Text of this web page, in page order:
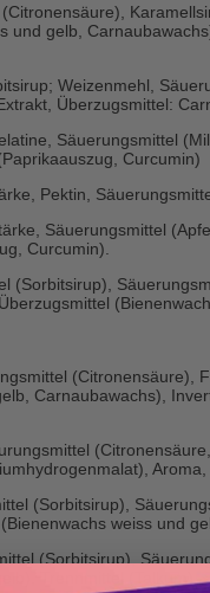
gelb,
Weizenmehl,
Überzugsmittel:
Säuerungsmittel
Curcumin)
Pektin,
Säuerungsmittel
Curcumin).
(Sorbitsirup),
Carnaubawachs),
(Sorbitsirup),
weiss und
(Sorbitsirup),
Trennmittel (Talkum)